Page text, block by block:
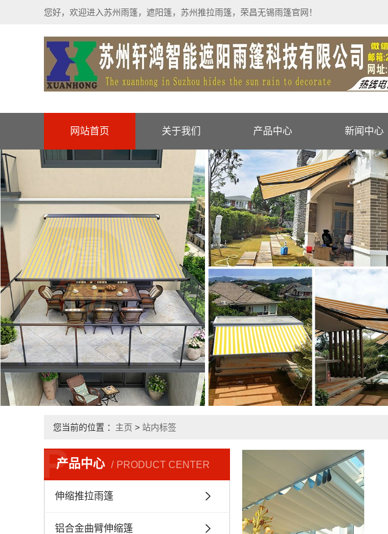
您好，欢迎进入苏州雨篷，遮阳篷，苏州推拉雨篷，荣昌无锡雨篷官网！
网站首页 关于我们 产品中心 新闻中心
您当前的位置 ： 主页 > 站内标签
产品中心 PRODUCT CENTER
P
伸缩推拉雨篷
铝合金曲臂伸缩篷